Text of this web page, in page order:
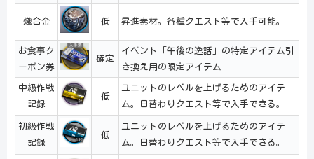
熾合金 低 昇進素材。各種クエスト等で入手可能。
お食事ク
ーポン券
確定
イベント「午後の逸話」の特定アイテム引
き換え用の限定アイテム
中級作戦
記録
低
ユニットのレベルを上げるためのアイテ
ム。日替わりクエスト等で入手できる。
初級作戦
記録
低
ユニットのレベルを上げるためのアイテ
ム。日替わりクエスト等で入手できる。